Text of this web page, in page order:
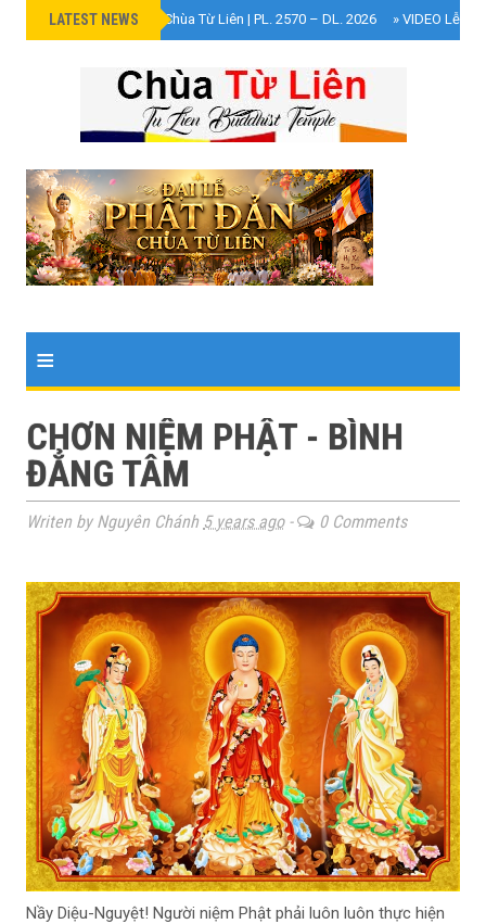
LATEST NEWS
»Đại Lễ Phật Đản Chùa Từ Liên | PL. 2570 – DL. 2026 » VIDEO Lễ
≡
CHƠN NIỆM PHẬT - BÌNH
ĐẲNG TÂM
Writen by Nguyên Chánh 5 years ago- 0 Comments
Nầy Diệu-Nguyệt! Người niệm Phật phải luôn luôn thực hiện